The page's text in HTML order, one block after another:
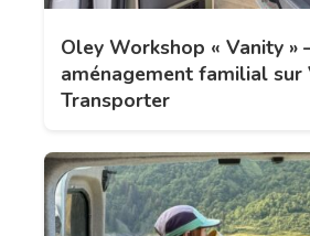
Oley Workshop « Vanity »
aménagement familial sur
Transporter